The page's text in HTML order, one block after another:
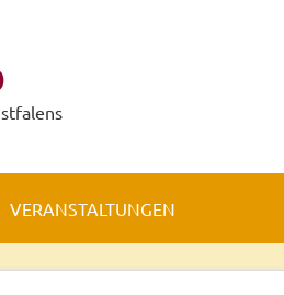
VERANSTALTUNGEN